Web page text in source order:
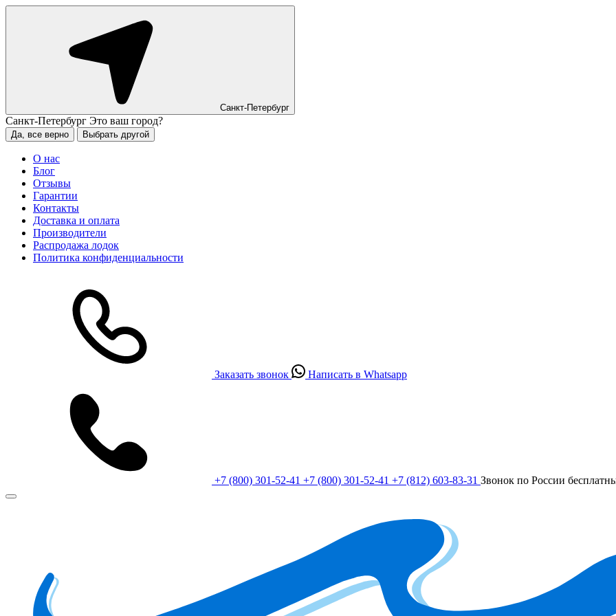
Санкт-Петербург
Санкт-Петербург Это ваш город?
Да, все верно Выбрать другой
О нас
Блог
Отзывы
Гарантии
Контакты
Доставка и оплата
Производители
Распродажа лодок
Политика конфиденциальности
Заказать звонок Написать в Whatsapp
+7 (800) 301-52-41 +7 (800) 301-52-41 +7 (812) 603-83-31 Звонок по России